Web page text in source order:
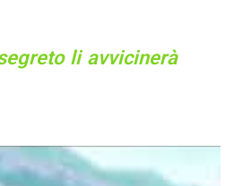
li avvicinerà